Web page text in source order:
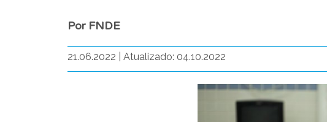
Por FNDE
21.06.2022 Atualizado: 04.10.2022